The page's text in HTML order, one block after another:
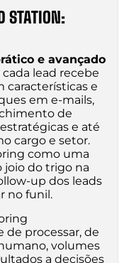
STATION:
e avançado
lead recebe
características e
em e-mails,
de
e até
cargo e setor.
como uma
joio do trigo na
up dos leads
no funil.
de processar, de
volumes
a decisões